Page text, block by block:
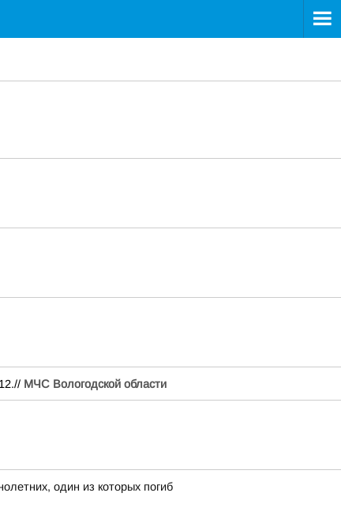
МЧС Вологодской области
один из которых погиб